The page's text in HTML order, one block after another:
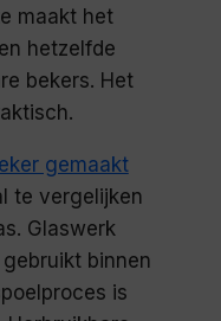
maakt het
hetzelfde
bekers. Het
gemaakt
te vergelijken
Glaswerk
binnen
is